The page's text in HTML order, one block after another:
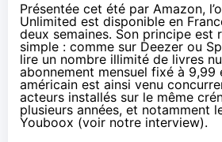
Présentée cet été par Amazon,
Unlimited est disponible en
deux semaines. Son principe est
simple : comme sur Deezer ou
lire un nombre illimité de livres
abonnement mensuel fixé à 9,99
américain est ainsi venu
acteurs installés sur le même
plusieurs années, et notamment
Youboox (voir notre interview).